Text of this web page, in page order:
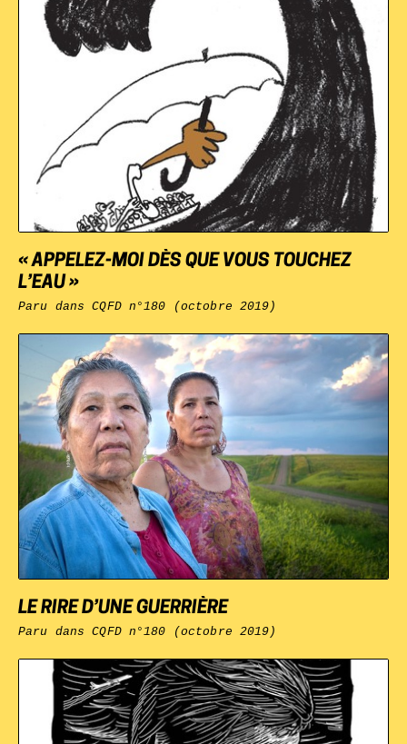
LE RIRE D’UNE GUERRIÈRE
Paru dansCQFDn°180 (octobre 2019)
« APPELEZ-MOI DÈS QUE VOUS TOUCHEZ
L’EAU »
Paru dansCQFDn°180 (octobre 2019)